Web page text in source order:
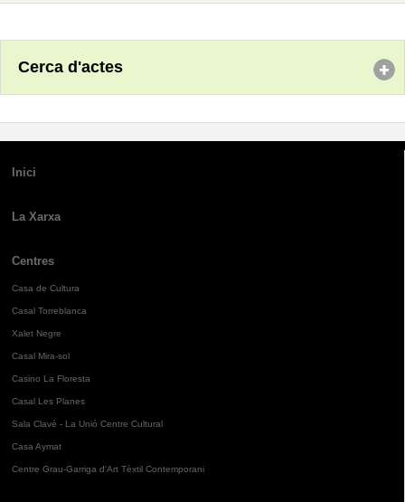
Cerca d'actes
Inici
La Xarxa
Centres
Casa de Cultura
Casal Torreblanca
Xalet Negre
Casal Mira-sol
Casino La Floresta
Casal Les Planes
Sala Clavé - La Unió Centre Cultural
Casa Aymat
Centre Grau-Garriga d'Art Tèxtil Contemporani